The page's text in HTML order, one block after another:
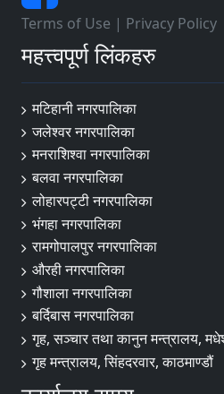
Terms of Use | Privacy Policy
महत्त्वपूर्ण लिंकहरु
मटिहानी नगरपालिका
जलेश्वर नगरपालिका
मनराशिश्वा नगरपालिका
बलवा नगरपालिका
लोहारपट्टी नगरपालिका
भंगहा नगरपालिका
रामगोपालपुर नगरपालिका
औरही नगरपालिका
गौशाला नगरपालिका
बर्दिबास नगरपालिका
गृह, सञ्चार तथा कानुन मन्त्रालय,
गृह मन्त्रालय, सिंहदरवार, काठमाण्डौं